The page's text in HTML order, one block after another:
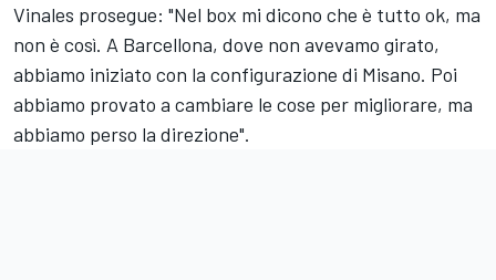
Vinales prosegue: "Nel box mi dicono che è tutto ok, ma
non è così. A Barcellona, dove non avevamo girato,
abbiamo iniziato con la configurazione di Misano. Poi
abbiamo provato a cambiare le cose per migliorare, ma
abbiamo perso la direzione".